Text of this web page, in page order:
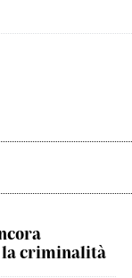
la criminalità